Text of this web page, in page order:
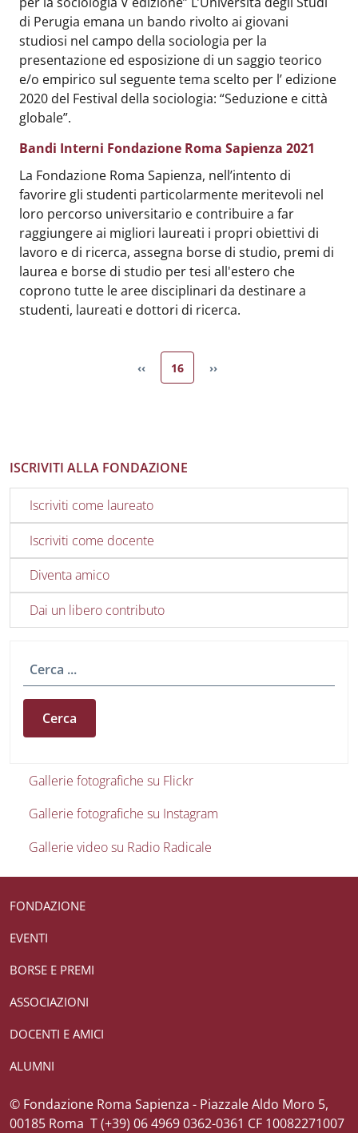
di Perugia emana un bando rivolto ai giovani
studiosi nel campo della sociologia per la
presentazione ed esposizione di un saggio teorico
e/o empirico sul seguente tema scelto per l’ edizione
2020 del Festival della sociologia: “Seduzione e città
globale”.
Bandi Interni Fondazione Roma Sapienza 2021
Body:
La Fondazione Roma Sapienza, nell’intento di
favorire gli studenti particolarmente meritevoli nel
loro percorso universitario e contribuire a far
raggiungere ai migliori laureati i propri obiettivi di
lavoro e di ricerca, assegna borse di studio, premi di
laurea e borse di studio per tesi all'estero che
coprono tutte le aree disciplinari da destinare a
studenti, laureati e dottori di ricerca.
Pagina precedente
‹‹ Pagina attuale
16 Pagina successiva
››
ISCRIVITI ALLA FONDAZIONE
Iscriviti come laureato
Iscriviti come docente
Diventa amico
Dai un libero contributo
Cerca
Gallerie foto e video
Gallerie fotografiche su Flickr
Gallerie fotografiche su Instagram
Gallerie video su Radio Radicale
FONDAZIONE
EVENTI
BORSE E PREMI
ASSOCIAZIONI
DOCENTI E AMICI
ALUMNI
Credits
© Fondazione Roma Sapienza - Piazzale Aldo Moro 5,
00185 Roma T (+39) 06 4969 0362-0361 CF 10082271007